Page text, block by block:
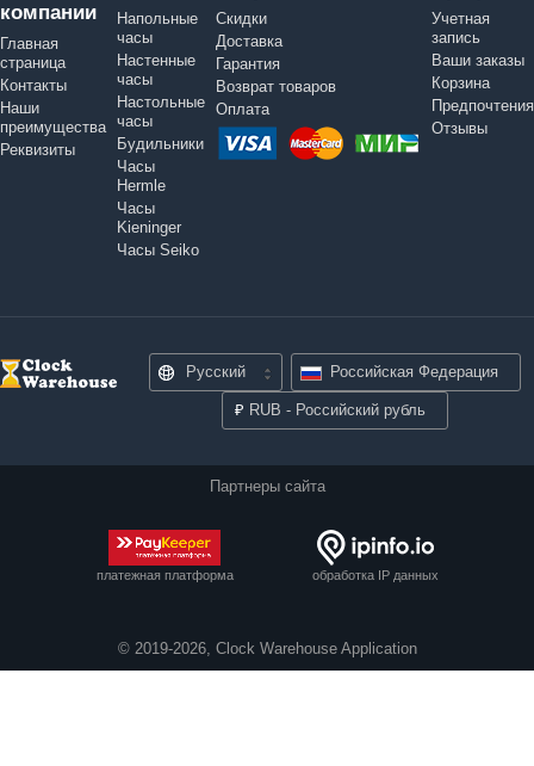
компании
Главная
страница
Контакты
Наши
преимущества
Реквизиты
Напольные
часы
Настенные
часы
Настольные
часы
Будильники
Часы
Hermle
Часы
Kieninger
Часы Seiko
Скидки
Доставка
Гарантия
Возврат товаров
Оплата
Учетная
запись
Ваши заказы
Корзина
Предпочтения
Отзывы
Русский Российская Федерация
₽ RUB - Российский рубль
Партнеры сайта
платежная платформа обработка IP данных
© 2019-2026, Clock Warehouse Application